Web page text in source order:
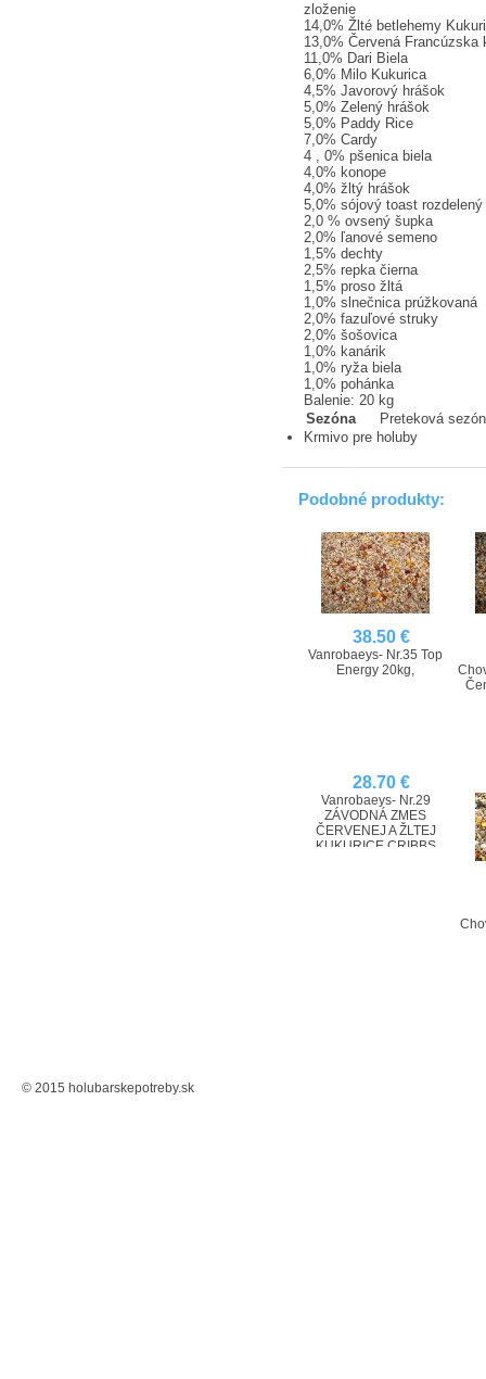
zloženie
14,0% Žlté betlehemy
13,0% Červená Francúzska
11,0% Dari Biela
6,0% Milo Kukurica
4,5% Javorový hrášok
5,0% Zelený hrášok
5,0% Paddy Rice
7,0% Cardy
4 , 0% pšenica biela
4,0% konope
4,0% žltý hrášok
5,0% sójový toast rozdelený
2,0 % ovsený šupka
2,0% ľanové semeno
1,5% dechty
2,5% repka čierna
1,5% proso žltá
1,0% slnečnica prúžkovaná
2,0% fazuľové struky
2,0% šošovica
1,0% kanárik
1,0% ryža biela
1,0% pohánka
Balenie: 20 kg
Sezóna
Preteková
Krmivo pre holuby
Podobné produkty:
38.50 €
Vanrobaeys- Nr.35 Top
Energy 20kg,
28.70 €
Vanrobaeys- Nr.29
ZÁVODNÁ ZMES
ČERVENEJ A ŽLTEJ
KUKURICE CRIBBS
© 2015 holubarskepotreby.sk